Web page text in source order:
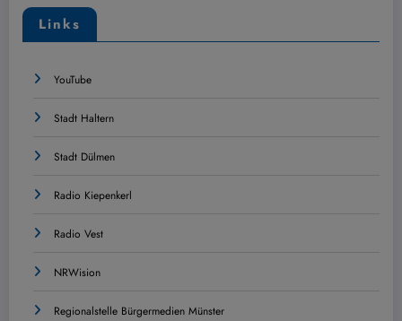
Links
YouTube
Stadt Haltern
Stadt Dülmen
Radio Kiepenkerl
Radio Vest
NRWision
Regionalstelle Bürgermedien Münster